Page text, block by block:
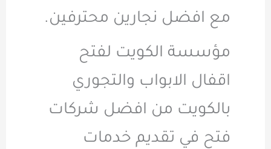
مع افضل نجارين محترفين.
مؤسسة الكويت لفتح
اقفال الابواب والتجوري
بالكويت من افضل شركات
فتح في تقديم خدمات